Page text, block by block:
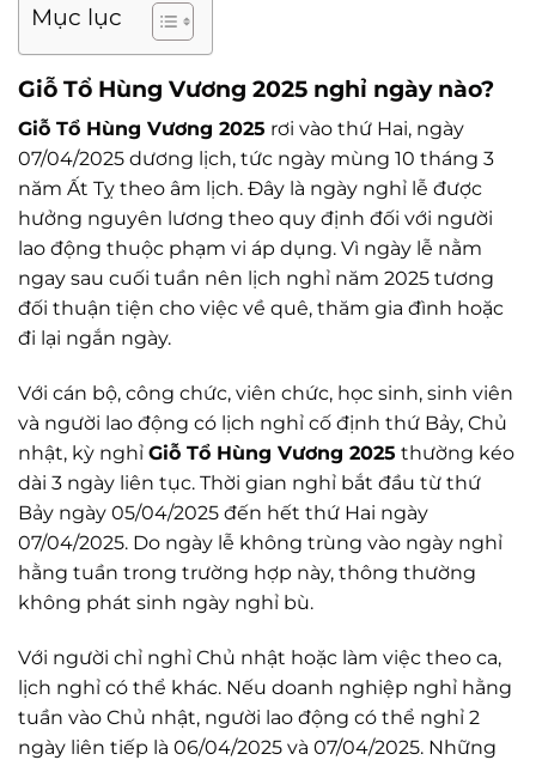
Mục lục
Giỗ Tổ Hùng Vương 2025 nghỉ ngày nào?
Giỗ Tổ Hùng Vương 2025 rơi vào thứ Hai, ngày
07/04/2025 dương lịch, tức ngày mùng 10 tháng 3
năm Ất Tỵ theo âm lịch. Đây là ngày nghỉ lễ được
hưởng nguyên lương theo quy định đối với người
lao động thuộc phạm vi áp dụng. Vì ngày lễ nằm
ngay sau cuối tuần nên lịch nghỉ năm 2025 tương
đối thuận tiện cho việc về quê, thăm gia đình hoặc
đi lại ngắn ngày.
Với cán bộ, công chức, viên chức, học sinh, sinh viên
và người lao động có lịch nghỉ cố định thứ Bảy, Chủ
nhật, kỳ nghỉ Giỗ Tổ Hùng Vương 2025 thường kéo
dài 3 ngày liên tục. Thời gian nghỉ bắt đầu từ thứ
Bảy ngày 05/04/2025 đến hết thứ Hai ngày
07/04/2025. Do ngày lễ không trùng vào ngày nghỉ
hằng tuần trong trường hợp này, thông thường
không phát sinh ngày nghỉ bù.
Với người chỉ nghỉ Chủ nhật hoặc làm việc theo ca,
lịch nghỉ có thể khác. Nếu doanh nghiệp nghỉ hằng
tuần vào Chủ nhật, người lao động có thể nghỉ 2
ngày liên tiếp là 06/04/2025 và 07/04/2025. Những